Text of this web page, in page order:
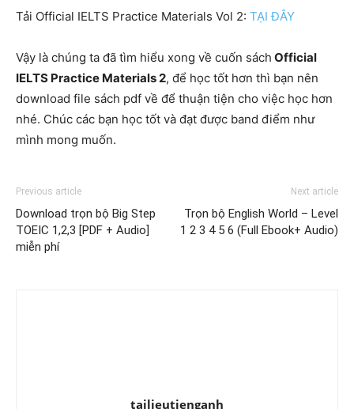
Tải Official IELTS Practice Materials Vol 2: TẠI ĐÂY
Vậy là chúng ta đã tìm hiểu xong về cuốn sách Official
IELTS Practice Materials 2, để học tốt hơn thì bạn nên
download file sách pdf về để thuận tiện cho việc học hơn
nhé. Chúc các bạn học tốt và đạt được band điểm như
mình mong muốn.
Previous article
Download trọn bộ Big Step
TOEIC 1,2,3 [PDF + Audio]
miễn phí
Next article
Trọn bộ English World – Level
1 2 3 4 5 6 (Full Ebook+ Audio)
tailieutienganh